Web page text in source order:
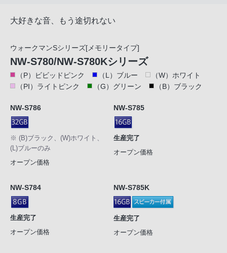
大好きな音、もう途切れない
ウォークマンSシリーズ[メモリータイプ]
NW-S780/NW-S780Kシリーズ
（P）ビビッドピンク （L）ブルー
（W）ホワイト
（PI）ライトピンク
（G）グリーン （B）ブラック
NW-S786
※ (B)ブラック、(W)ホワイト、
(L)ブルーのみ
オープン価格
NW-S785
生産完了
オープン価格
NW-S784
生産完了
オープン価格
NW-S785K
生産完了
オープン価格